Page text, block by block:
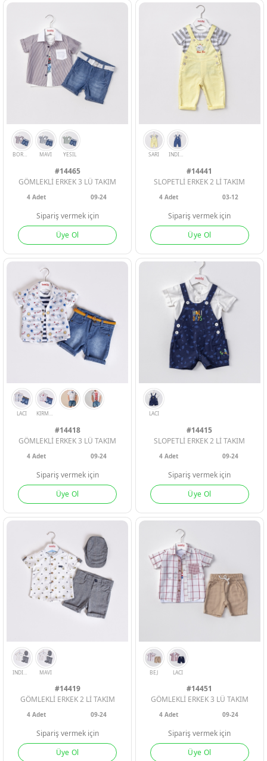
ERKEK BEBEK
KIZ ÇOCUK
ERKEK BEBEK
KIZ ÇOCUK
ERKEK BEBEK
KIZ ÇOCUK
KIRMIZI INDIGO GRI TURUNCU BEJ
BORDO MAVI YESIL
#14465
GÖMLEKLİ ERKEK 3 LÜ TAKIM
4Adet 09-24
Sipariş vermek için
Üye Ol
SARI INDIGO
#14441
SLOPETLİ ERKEK 2 Lİ TAKIM
4 Adet 03-12
Sipariş vermek için
Üye Ol
#14418
GÖMLEKLİ ERKEK 3 LÜ TAKIM
4Adet 09-24
Sipariş vermek için
Üye Ol
#14415
SLOPETLİ ERKEK 2 Lİ TAKIM
4 Adet 09-24
Sipariş vermek için
Üye Ol
#14419
GÖMLEKLİ ERKEK 2 Lİ TAKIM
4Adet 09-24
Sipariş vermek için
Üye Ol
#14451
GÖMLEKLİ ERKEK 3 LÜ TAKIM
4 Adet 09-24
Sipariş vermek için
Üye Ol